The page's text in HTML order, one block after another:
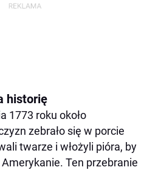
historię
1773 roku około
zebrało się w porcie
twarze i włożyli pióra, by
Ten przebranie